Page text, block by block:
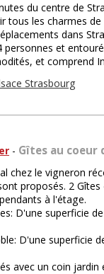
du centre de
tous les charmes
dans
personnes et
et comprend
Strasbourg
- Gîtes au coeur
chez le vigneron
proposés. 2
à l'étage.
D'une superficie
D'une superficie
avec un coin